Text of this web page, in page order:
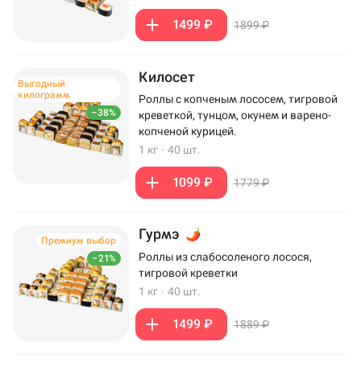
1499 ₽ 1899 ₽
–38%
Выгодный
килограмм
Килосет
Роллы с копченым лососем, тигровой
креветкой, тунцом, окунем и варено-
копченой курицей.
1 кг · 40 шт.
1099 ₽ 1779 ₽
–21%
Премиум выбор Гурмэ
Роллы из слабосоленого лосося,
тигровой креветки
1 кг · 40 шт.
1499 ₽ 1889 ₽